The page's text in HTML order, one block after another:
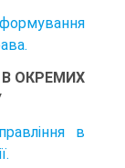
В ОКРЕМИХ
в